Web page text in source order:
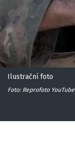
Ilustrační foto
Foto: Reprofoto YouTube